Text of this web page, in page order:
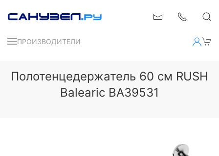
ПРОИЗВОДИТЕЛИ
Полотенцедержатель 60 см RUSH
Balearic BA39531